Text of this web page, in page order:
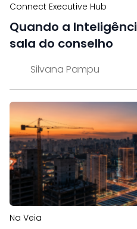
Connect Executive Hub
Quando a
sala do conselho
Silvana Pampu
Na Veia